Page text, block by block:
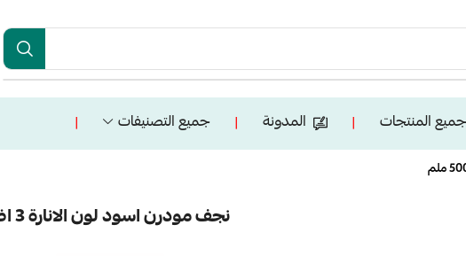
جميع المنتجات ❘ المدونة ❘ جميع التصنيفات ❘
نجف مودرن اسود لون الانارة 3 اضاءات واط 85 مقاس 500 ملم